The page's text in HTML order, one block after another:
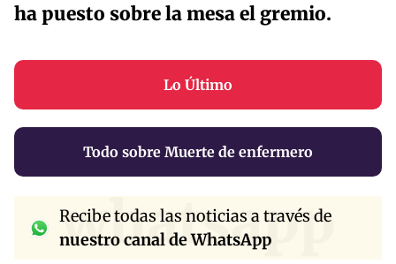
ha puesto sobre la mesa el gremio.
Lo Último
Todo sobre Muerte de enfermero
whatsapp
Recibe todas las noticias a través de
nuestro canal de WhatsApp